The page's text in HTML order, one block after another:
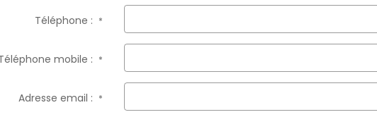
Téléphone : *
mobile : *
Adresse email : *